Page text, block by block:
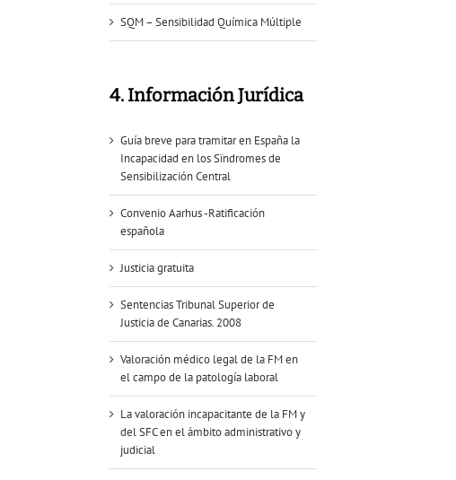
SQM – Sensibilidad Química Múltiple
4. Información Jurídica
Guía breve para tramitar en España la
Incapacidad en los Sïndromes de
Sensibilización Central
Convenio Aarhus -Ratificación
española
Justicia gratuita
Sentencias Tribunal Superior de
Justicia de Canarias. 2008
Valoración médico legal de la FM en
el campo de la patología laboral
La valoración incapacitante de la FM y
del SFC en el ámbito administrativo y
judicial